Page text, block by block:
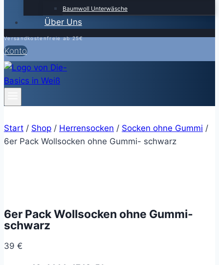
Baumwoll Unterwäsche
Über Uns
Versandkostenfreie ab 25€
Konto
Start / Shop / Herrensocken / Socken ohne Gummi /
6er Pack Wollsocken ohne Gummi- schwarz
6er Pack Wollsocken ohne Gummi-
schwarz
39 €